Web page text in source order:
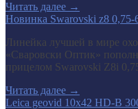
Читать далее →
Новинка Swarovski z8 0,75-
Линейка лучшей в мире
«Сваровски Оптик»
прицелом Swarovski Z8i
Читать далее →
Leica geovid 10x42 HD-B